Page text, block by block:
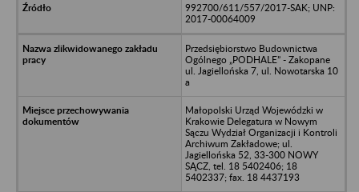
992700/611/557/2017-SAK; UNP:
2017-00064009
Przedsiębiorstwo Budownictwa
Ogólnego „PODHALE” - Zakopane
ul. Jagiellońska 7, ul. Nowotarska 10
a
Małopolski Urząd Wojewódzki w
Krakowie Delegatura w Nowym
Sączu Wydział Organizacji i Kontroli
Archiwum Zakładowe; ul.
Jagiellońska 52, 33-300 NOWY
SĄCZ, tel. 18 5402406; 18
5402337; fax. 18 4437193